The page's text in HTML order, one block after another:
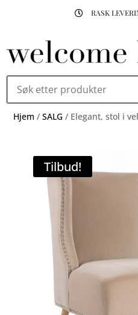
 RASK
Hjem /SALG / Elegant, stol i
Tilbud!